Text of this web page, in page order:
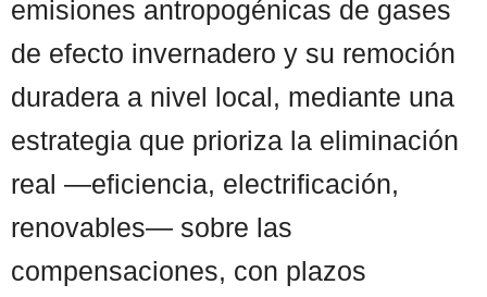
emisiones antropogénicas de gases
de efecto invernadero y su remoción
duradera a nivel local, mediante una
estrategia que prioriza la eliminación
real —eficiencia, electrificación,
renovables— sobre las
compensaciones, con plazos